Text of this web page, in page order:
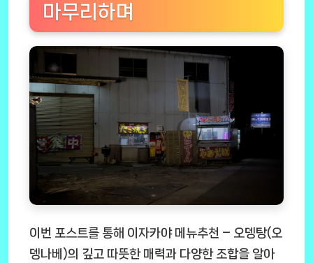
마무리하며
이번 포스트를 통해 이자카야 메뉴추천 – 오뎅탕(오
뎅나베)의 깊고 따뜻한 매력과 다양한 조합을 알아